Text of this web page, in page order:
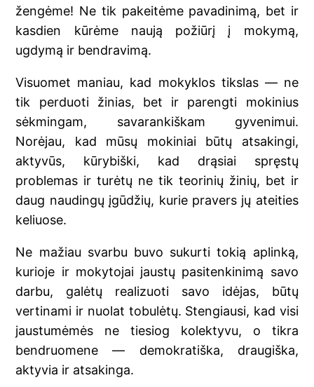
žengėme! Ne tik pakeitėme pavadinimą, bet ir
kasdien kūrėme naują požiūrį į mokymą,
ugdymą ir bendravimą.
Visuomet maniau, kad mokyklos tikslas — ne
tik perduoti žinias, bet ir parengti mokinius
sėkmingam, savarankiškam gyvenimui.
Norėjau, kad mūsų mokiniai būtų atsakingi,
aktyvūs, kūrybiški, kad drąsiai spręstų
problemas ir turėtų ne tik teorinių žinių, bet ir
daug naudingų įgūdžių, kurie pravers jų ateities
keliuose.
Ne mažiau svarbu buvo sukurti tokią aplinką,
kurioje ir mokytojai jaustų pasitenkinimą savo
darbu, galėtų realizuoti savo idėjas, būtų
vertinami ir nuolat tobulėtų. Stengiausi, kad visi
jaustumėmės ne tiesiog kolektyvu, o tikra
bendruomene — demokratiška, draugiška,
aktyvia ir atsakinga.